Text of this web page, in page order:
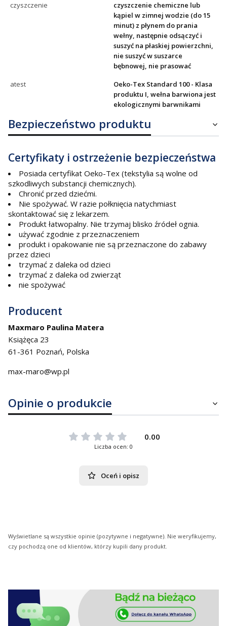
czyszczenie
czyszczenie chemiczne lub
kąpiel w zimnej wodzie (do 15
minut) z płynem do prania
wełny, następnie odsączyć i
suszyć na płaskiej powierzchni,
nie suszyć w suszarce
bębnowej, nie prasować
atest
Oeko-Tex Standard 100 - Klasa
produktu I, wełna barwiona jest
ekologicznymi barwnikami
Bezpieczeństwo produktu
Certyfikaty i ostrzeżenie bezpieczeństwa
Posiada certyfikat Oeko-Tex (tekstylia są wolne od
szkodliwych substancji chemicznych).
Chronić przed dziećmi.
Nie spożywać. W razie połknięcia natychmiast
skontaktować się z lekarzem.
Produkt łatwopalny. Nie trzymaj blisko źródeł ognia.
używać zgodnie z przeznaczeniem
produkt i opakowanie nie są przeznaczone do zabawy
przez dzieci
trzymać z daleka od dzieci
trzymać z daleka od zwierząt
nie spożywać
Producent
Maxmaro Paulina Matera
Książęca 23
61-361 Poznań, Polska
max-maro@wp.pl
Opinie o produkcie
0.00
Liczba ocen: 0
Oceń i opisz
Wyświetlane są wszystkie opinie (pozytywne i negatywne). Nie weryfikujemy,
czy pochodzą one od klientów, którzy kupili dany produkt.